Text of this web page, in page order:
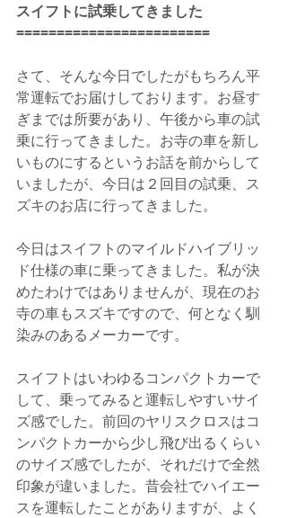
スイフトに試乗してきました
========================
さて、そんな今日でしたがもちろん平
常運転でお届けしております。お昼す
ぎまでは所要があり、午後から車の試
乗に行ってきました。お寺の車を新し
いものにするというお話を前からして
いましたが、今日は２回目の試乗、ス
ズキのお店に行ってきました。
今日はスイフトのマイルドハイブリッ
ド仕様の車に乗ってきました。私が決
めたわけではありませんが、現在のお
寺の車もスズキですので、何となく馴
染みのあるメーカーです。
スイフトはいわゆるコンパクトカーで
して、乗ってみると運転しやすいサイ
ズ感でした。前回のヤリスクロスはコ
ンパクトカーから少し飛び出るくらい
のサイズ感でしたが、それだけで全然
印象が違いました。昔会社でハイエー
スを運転したことがありますが、よく